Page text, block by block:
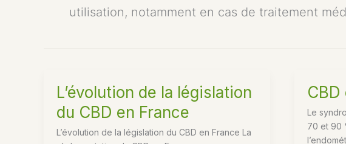
utilisation, notamment en cas de traitement
L’évolution de la législation
du CBD en France
L’évolution de la législation du CBD en France La
Le
70 et 90